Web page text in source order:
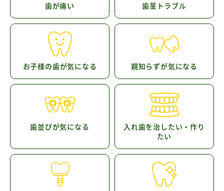
歯が痛い 歯茎トラブル
お子様の歯が気になる 親知らずが気になる
歯並びが気になる
入れ歯を治したい・作り
たい